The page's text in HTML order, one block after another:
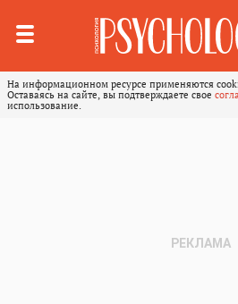
На информационном ресурсе применяются
Оставаясь на сайте, вы подтверждаете свое
использование.